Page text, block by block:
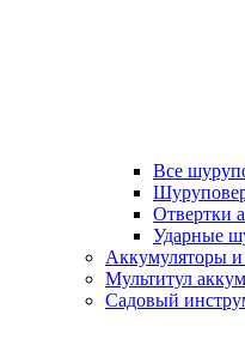
Все
Отвертки
Ударные
Аккумуляторы
Мультитул
Садовый